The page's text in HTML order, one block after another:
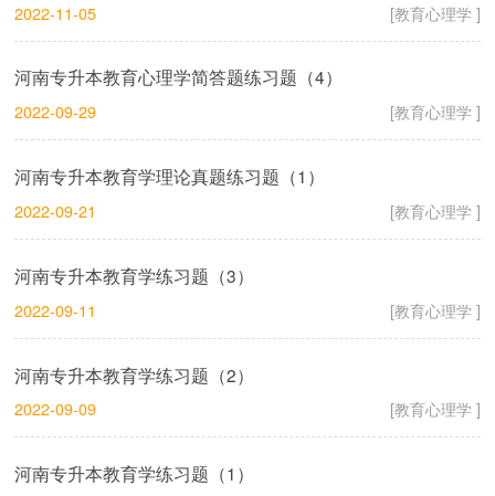
2022-11-05 [教育心理学 ]
河南专升本教育心理学简答题练习题（4）
2022-09-29 [教育心理学 ]
河南专升本教育学理论真题练习题（1）
2022-09-21 [教育心理学 ]
河南专升本教育学练习题（3）
2022-09-11 [教育心理学 ]
河南专升本教育学练习题（2）
2022-09-09 [教育心理学 ]
河南专升本教育学练习题（1）